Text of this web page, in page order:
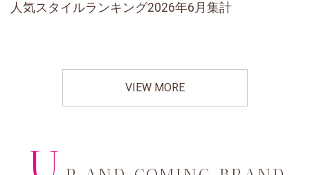
人気スタイルランキング2026年6月集計
VIEW MORE